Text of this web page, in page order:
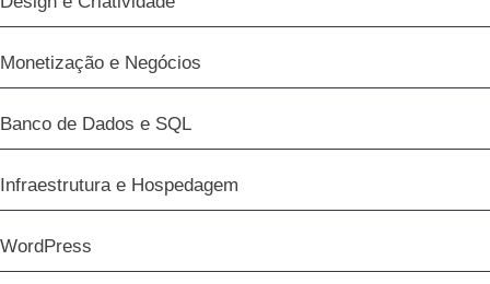
Monetização e Negócios
Banco de Dados e SQL
Infraestrutura e Hospedagem
WordPress